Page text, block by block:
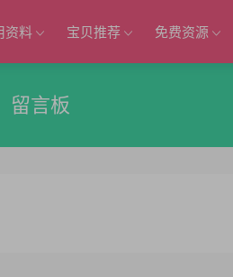
资料 宝贝推荐 免费资源
留言板